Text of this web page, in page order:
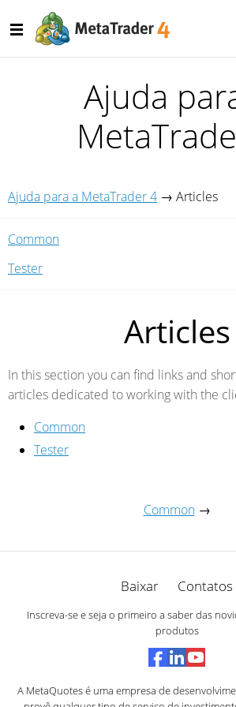
Ajuda
Ajuda para a MetaTrader 4 → Articles
Common
Tester
Articles
In this section you can find links and
articles dedicated to working with the
Common
Tester
Common →
Baixar Contatos
Inscreva-se e seja o primeiro a saber das
produtos
A MetaQuotes é uma empresa de